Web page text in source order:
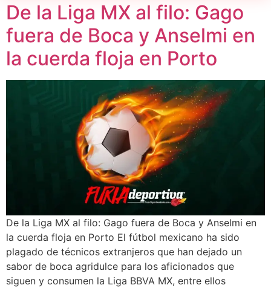
De la Liga MX al filo: Gago
fuera de Boca y Anselmi en
la cuerda floja en Porto
De la Liga MX al filo: Gago fuera de Boca y Anselmi en
la cuerda floja en Porto El fútbol mexicano ha sido
plagado de técnicos extranjeros que han dejado un
sabor de boca agridulce para los aficionados que
siguen y consumen la Liga BBVA MX, entre ellos